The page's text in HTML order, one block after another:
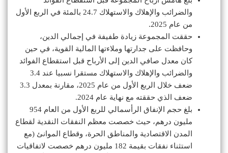
والضرائب والإهلاك والاستهلاك 24.7 بالمئة في الربع الأول
من عام 2025.
حققت المجموعة زيادة طفيفة في إجمالي الدين،
وحافظت على جدارتها وملاءتها المالية القوية، في حين
كان معدل صافي الدين إلى الأرباح قبل استقطاع الفوائد
والضرائب والإهلاك والاستهلاك مستقرا نسبيا عند 3.4
ضعف خلال الربع الأول من عام 2025، مقارنة بمعدل 3.3
ضعف الذي حققته مع نهاية عام 2024.
بلغ حجم الإنفاق الرأسمالي للربع الأول من العام 954
مليون درهم، حيث خصصت معظم النفقات النقدية لقطاع
المدن الاقتصادية والمناطق الحرة، وقطاع الموانئ (مع
استثناء نفقات بقيمة 182 مليون درهم خصصت لاتفاقيات